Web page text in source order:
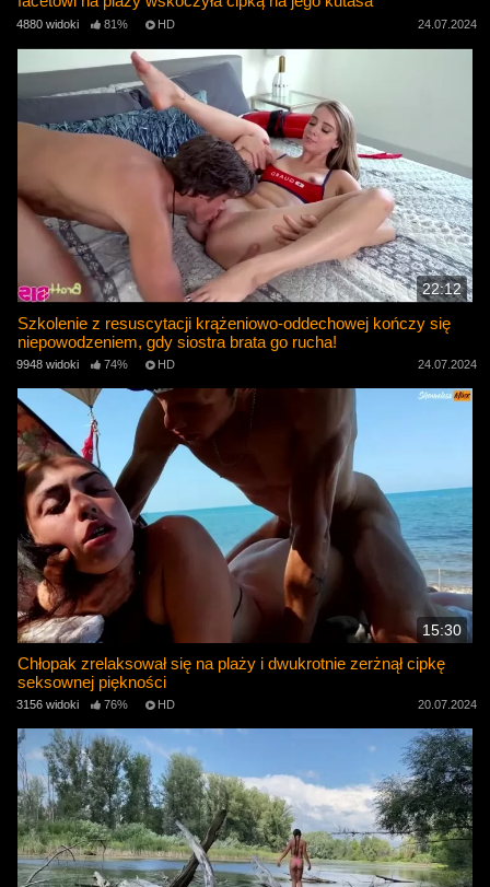
4880 widoki 81% HD 24.07.2024
22:12
Szkolenie z resuscytacji krążeniowo-oddechowej kończy się
niepowodzeniem, gdy siostra brata go rucha!
9948 widoki 74% HD 24.07.2024
15:30
Chłopak zrelaksował się na plaży i dwukrotnie zerżnął cipkę
seksownej piękności
3156 widoki 76% HD 20.07.2024